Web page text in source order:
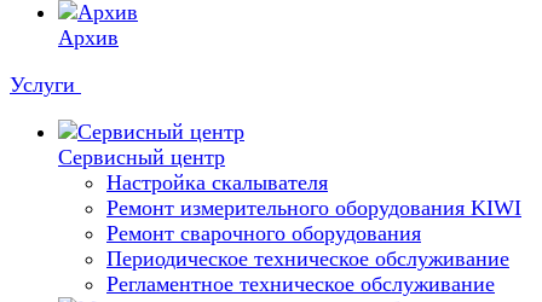
Архив
Услуги
Сервисный центр
Настройка скалывателя
Ремонт измерительного оборудования KIWI
Ремонт сварочного оборудования
Периодическое техническое обслуживание
Регламентное техническое обслуживание